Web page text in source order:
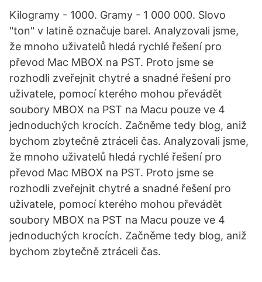
Kilogramy - 1000. Gramy - 1 000 000. Slovo
"ton" v latině označuje barel. Analyzovali jsme,
že mnoho uživatelů hledá rychlé řešení pro
převod Mac MBOX na PST. Proto jsme se
rozhodli zveřejnit chytré a snadné řešení pro
uživatele, pomocí kterého mohou převádět
soubory MBOX na PST na Macu pouze ve 4
jednoduchých krocích. Začněme tedy blog, aniž
bychom zbytečně ztráceli čas. Analyzovali jsme,
že mnoho uživatelů hledá rychlé řešení pro
převod Mac MBOX na PST. Proto jsme se
rozhodli zveřejnit chytré a snadné řešení pro
uživatele, pomocí kterého mohou převádět
soubory MBOX na PST na Macu pouze ve 4
jednoduchých krocích. Začněme tedy blog, aniž
bychom zbytečně ztráceli čas.